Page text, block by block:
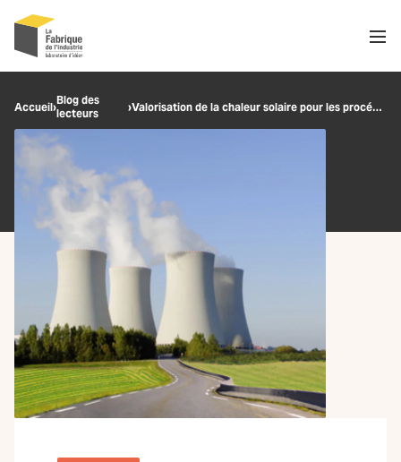
Recherche
Accueil›Blog des
lecteurs
› Valorisation de la chaleur solaire pour les procédés industriels